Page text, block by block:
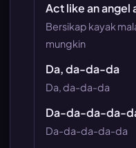
Act like an angel
Bersikap kayak
mungkin
Da, da-da-da
Da, da-da-da
Da-da-da-da-
Da-da-da-da-da